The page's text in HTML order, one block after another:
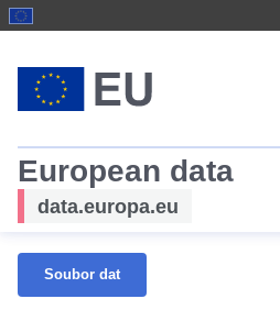
European data
data.europa.eu
Soubor dat